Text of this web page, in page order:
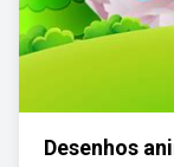
Desenhos